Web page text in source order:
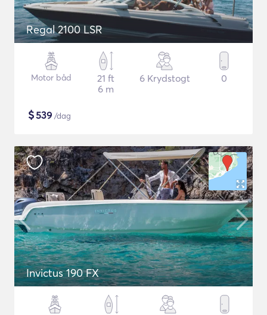
Regal 2100 LSR
Motor båd
21 ft
6 m
6 Krydstogt 0
$539 /dag
Invictus 190 FX